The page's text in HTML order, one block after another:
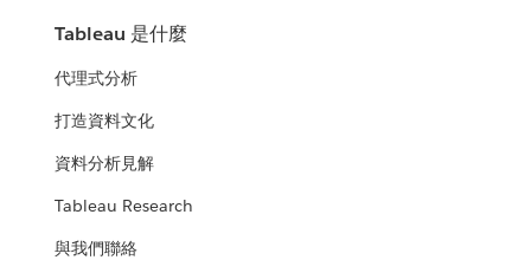
Tableau 是什麼
代理式分析
打造資料文化
資料分析見解
Tableau Research
與我們聯絡